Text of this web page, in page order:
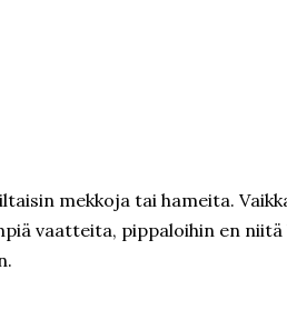
mekkoja tai hameita.
vaatteita, pippaloihin en